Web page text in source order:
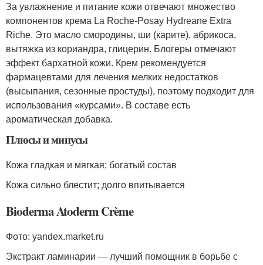
За увлажнение и питание кожи отвечают множество
компонентов крема La Roche-Posay Hydreane Extra
Riche. Это масло смородины, ши (карите), абрикоса,
вытяжка из кориандра, глицерин. Блогеры отмечают
эффект бархатной кожи. Крем рекомендуется
фармацевтами для лечения мелких недостатков
(высыпания, сезонные простуды), поэтому подходит для
использования «курсами». В составе есть
ароматическая добавка.
Плюсы и минусы
Кожа гладкая и мягкая; богатый состав
Кожа сильно блестит; долго впитывается
Bioderma Atoderm Crème
Фото: yandex.market.ru
Экстракт ламинарии — лучший помощник в борьбе с